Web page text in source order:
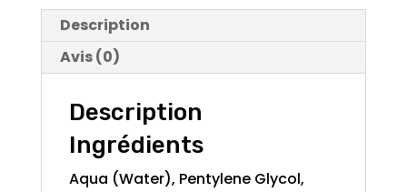
Description
Avis (0)
Description
Ingrédients
Aqua (Water), Pentylene Glycol,